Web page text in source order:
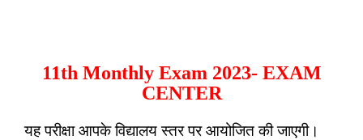
11th Monthly Exam 2023- EXAM
CENTER
यह परीक्षा आपके विद्यालय स्तर पर आयोजित की जाएगी।